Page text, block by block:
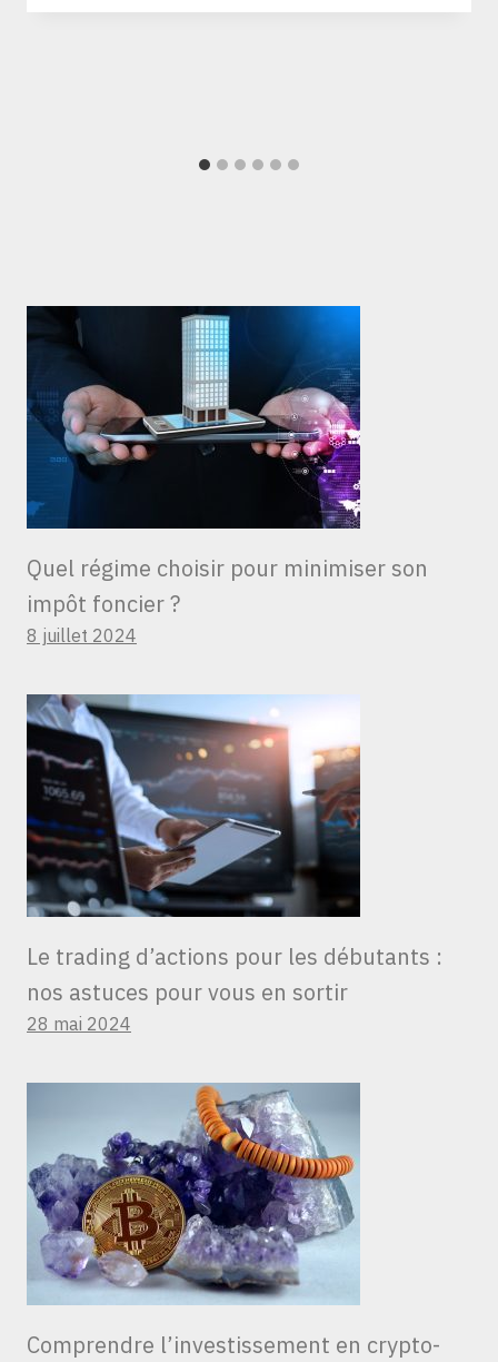
Quel régime choisir pour minimiser son
impôt foncier ?
8 juillet 2024
Le trading d’actions pour les débutants :
nos astuces pour vous en sortir
28 mai 2024
Comprendre l’investissement en crypto-